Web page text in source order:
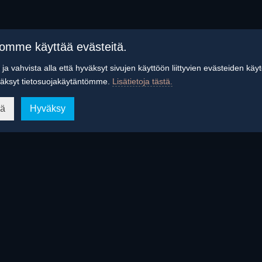
Marianpäivän konsertti
käyttää evästeitä.
ja vahvista alla että hyväksyt sivujen käyttöön liittyvien evästeiden
tietosuojakäytäntömme. Lisätietoja tästä.
Hyväksy